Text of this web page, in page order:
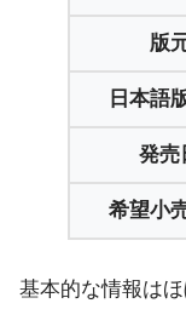
版
日本語
発売
希望小
基本的な情報は